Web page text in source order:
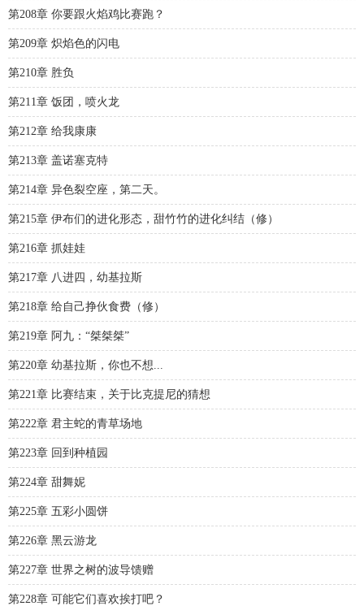
第208章 你要跟火焰鸡比赛跑？
第209章 炽焰色的闪电
第210章 胜负
第211章 饭团，喷火龙
第212章 给我康康
第213章 盖诺塞克特
第214章 异色裂空座，第二天。
第215章 伊布们的进化形态，甜竹竹的进化纠结（修）
第216章 抓娃娃
第217章 八进四，幼基拉斯
第218章 给自己挣伙食费（修）
第219章 阿九：“桀桀桀”
第220章 幼基拉斯，你也不想...
第221章 比赛结束，关于比克提尼的猜想
第222章 君主蛇的青草场地
第223章 回到种植园
第224章 甜舞妮
第225章 五彩小圆饼
第226章 黑云游龙
第227章 世界之树的波导馈赠
第228章 可能它们喜欢挨打吧？